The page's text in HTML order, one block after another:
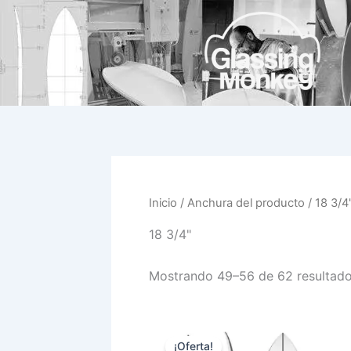
contenido
Inicio / Anchura del producto / 18 3/
18 3/4"
Mostrando 49–56 de 62
¡Oferta!
precio
precio